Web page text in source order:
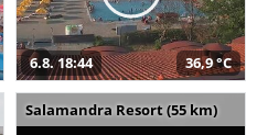
6.8. 18:44 36,9 °C
Salamandra Resort (55 km)